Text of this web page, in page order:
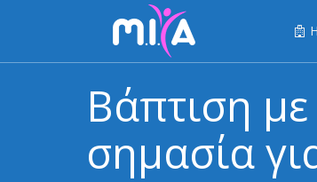
Βάπτιση με
σημασία